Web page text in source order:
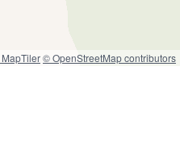
© OpenStreetMap contributors